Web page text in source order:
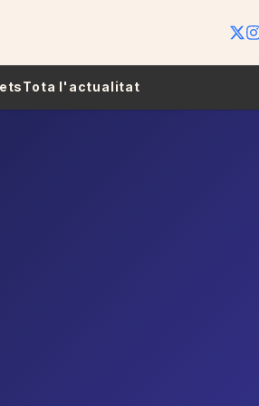
Tota l'actualitat